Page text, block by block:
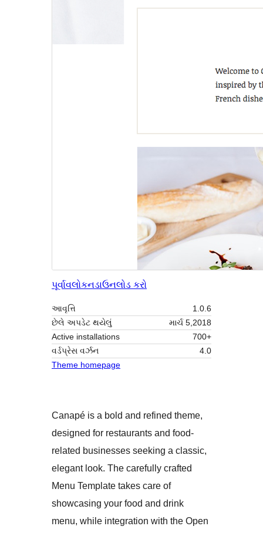
પૂર્વાવલોકનડાઉનલોડ કરો
આવૃત્તિ
1.0.6
છેલે અપડેટ થયેલું
માર્ચ 5,2018
Active installations
700+
વર્ડપ્રેસ વર્ઝન
4.0
Theme homepage
Canapé is a bold and refined theme,
designed for restaurants and food-
related businesses seeking a classic,
elegant look. The carefully crafted
Menu Template takes care of
showcasing your food and drink
menu, while integration with the Open